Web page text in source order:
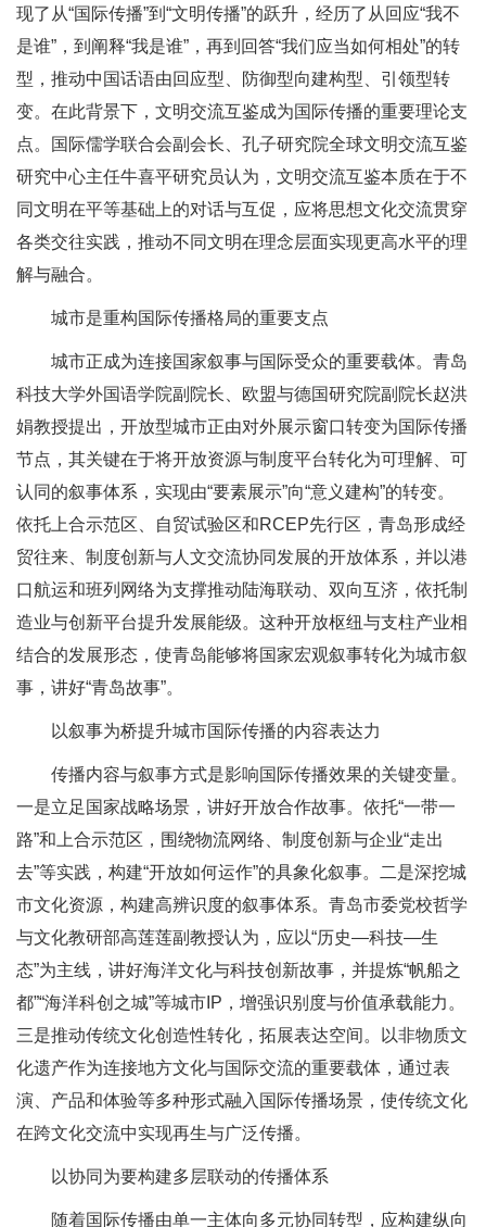
现了从“国际传播”到“文明传播”的跃升，经历了从回应“我不
是谁”，到阐释“我是谁”，再到回答“我们应当如何相处”的转
型，推动中国话语由回应型、防御型向建构型、引领型转
变。在此背景下，文明交流互鉴成为国际传播的重要理论支
点。国际儒学联合会副会长、孔子研究院全球文明交流互鉴
研究中心主任牛喜平研究员认为，文明交流互鉴本质在于不
同文明在平等基础上的对话与互促，应将思想文化交流贯穿
各类交往实践，推动不同文明在理念层面实现更高水平的理
解与融合。
城市是重构国际传播格局的重要支点
城市正成为连接国家叙事与国际受众的重要载体。青岛
科技大学外国语学院副院长、欧盟与德国研究院副院长赵洪
娟教授提出，开放型城市正由对外展示窗口转变为国际传播
节点，其关键在于将开放资源与制度平台转化为可理解、可
认同的叙事体系，实现由“要素展示”向“意义建构”的转变。
依托上合示范区、自贸试验区和RCEP先行区，青岛形成经
贸往来、制度创新与人文交流协同发展的开放体系，并以港
口航运和班列网络为支撑推动陆海联动、双向互济，依托制
造业与创新平台提升发展能级。这种开放枢纽与支柱产业相
结合的发展形态，使青岛能够将国家宏观叙事转化为城市叙
事，讲好“青岛故事”。
以叙事为桥提升城市国际传播的内容表达力
传播内容与叙事方式是影响国际传播效果的关键变量。
一是立足国家战略场景，讲好开放合作故事。依托“一带一
路”和上合示范区，围绕物流网络、制度创新与企业“走出
去”等实践，构建“开放如何运作”的具象化叙事。二是深挖城
市文化资源，构建高辨识度的叙事体系。青岛市委党校哲学
与文化教研部高莲莲副教授认为，应以“历史—科技—生
态”为主线，讲好海洋文化与科技创新故事，并提炼“帆船之
都”“海洋科创之城”等城市IP，增强识别度与价值承载能力。
三是推动传统文化创造性转化，拓展表达空间。以非物质文
化遗产作为连接地方文化与国际交流的重要载体，通过表
演、产品和体验等多种形式融入国际传播场景，使传统文化
在跨文化交流中实现再生与广泛传播。
以协同为要构建多层联动的传播体系
随着国际传播由单一主体向多元协同转型，应构建纵向